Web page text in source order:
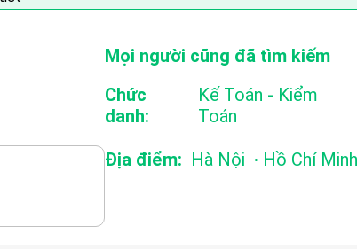
Mọi người cũng đã tìm kiếm
Chức
danh:
Kế Toán - Kiểm
Toán
Địa điểm: Hà Nội . Hồ Chí Minh